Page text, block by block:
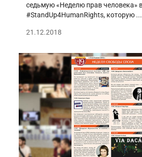
седьмую «Неделю прав человека»
#StandUp4HumanRights, которую ...
21.12.2018